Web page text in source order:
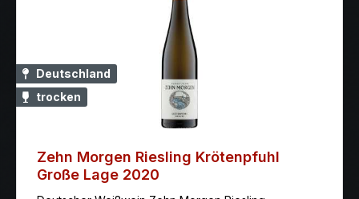
Deutschland
trocken
Zehn Morgen Riesling Krötenpfuhl
Große Lage 2020